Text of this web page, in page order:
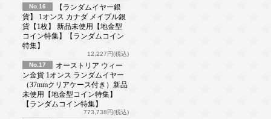
No.16
【ランダムイヤー銀
貨】 1オンス カナダ メイプル銀
貨【1枚】 新品未使用【地金型
コイン特集】【ランダムコイン
特集】
12,227円(税込)
No.17
オーストリア ウィー
ン金貨 1オンス ランダムイヤー
（37mmクリアケース付き）新品
未使用【地金型コイン特集】
【ランダムコイン特集】
773,738円(税込)